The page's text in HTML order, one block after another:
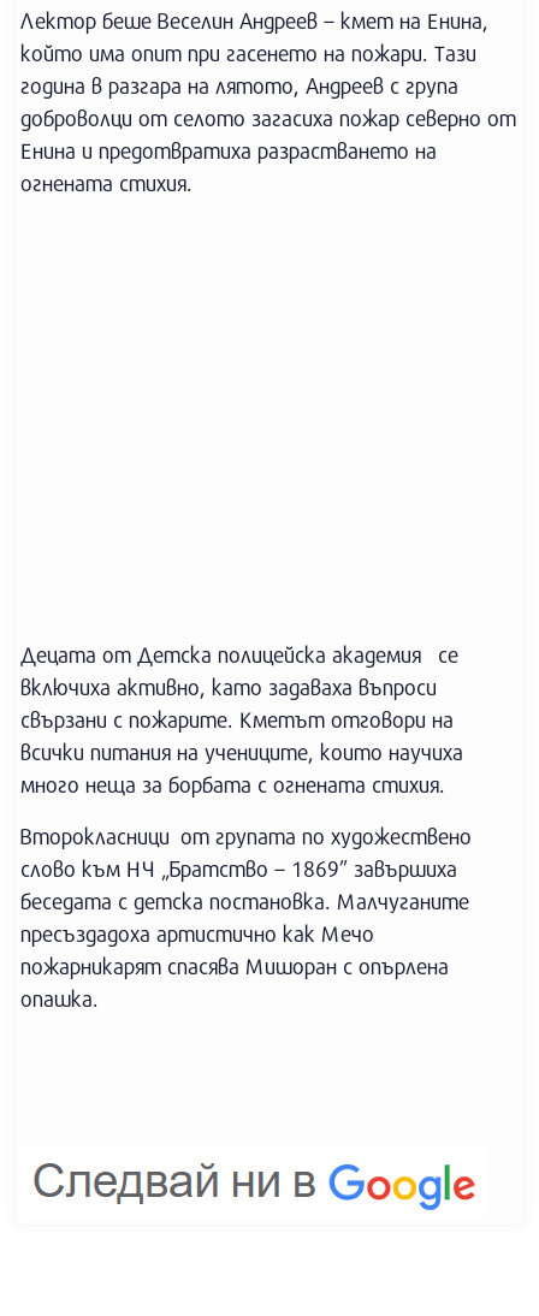
Лектор беше Веселин Андреев – кмет на Енина,
който има опит при гасенето на пожари. Тази
година в разгара на лятото, Андреев с група
доброволци от селото загасиха пожар северно от
Енина и предотвратиха разрастването на
огнената стихия.
Децата от Детска полицейска академия се
включиха активно, като задаваха въпроси
свързани с пожарите. Кметът отговори на
всички питания на учениците, които научиха
много неща за борбата с огнената стихия.
Второкласници от групата по художествено
слово към НЧ „Братство – 1869” завършиха
беседата с детска постановка. Малчуганите
пресъздадоха артистично как Мечо
пожарникарят спасява Мишоран с опърлена
опашка.